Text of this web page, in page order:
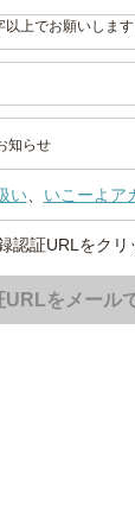
以上でお願いします
知らせ
い、 いこーよア
証URLをクリ